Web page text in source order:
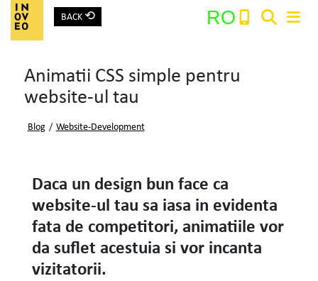
Main Navigation
BACK ⟲ RO
Search:
Animatii CSS simple pentru
website-ul tau
Blog / Website-Development
Daca un design bun face ca
website-ul tau sa iasa in evidenta
fata de competitori, animatiile vor
da suflet acestuia si vor incanta
vizitatorii.